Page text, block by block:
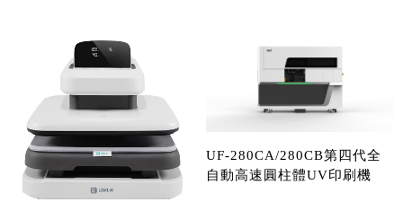
UF-280CA/280CB第四代全
自動高速圓柱體UV印刷機